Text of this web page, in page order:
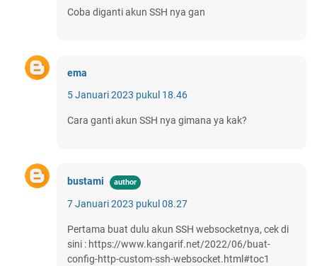
Coba diganti akun SSH nya gan
ema
5 Januari 2023 pukul 18.46
Cara ganti akun SSH nya gimana ya kak?
bustami
7 Januari 2023 pukul 08.27
Pertama buat dulu akun SSH websocketnya, cek di
sini : https://www.kangarif.net/2022/06/buat-
config-http-custom-ssh-websocket.html#toc1